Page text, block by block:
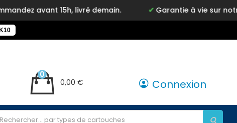
avant 15h, livré demain. Garantie à vie sur notre
0,00 €
0
Connexion